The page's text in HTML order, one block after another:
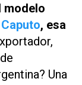
modelo
, esa
Una